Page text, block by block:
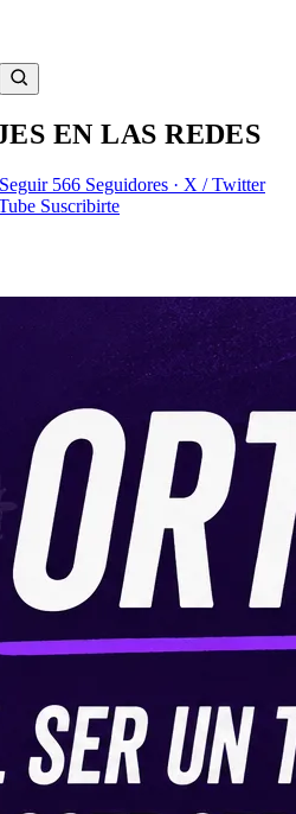
EN LAS REDES
Seguir 566 Seguidores · X / Twitter
Suscribirte